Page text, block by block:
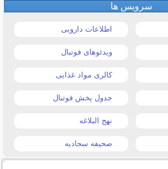
سرویس ها
اطلاعات دارویی
ویدئوهای فوتبال
کالری مواد غذایی
جدول پخش فوتبال
نهج البلاغه
صحیفه سجادیه